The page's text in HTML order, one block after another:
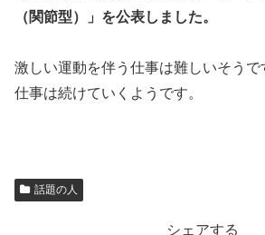
（関節型）」を公表しました。
激しい運動を伴う仕事は難しいそう
仕事は続けていくようです。
話題の人
シェアする